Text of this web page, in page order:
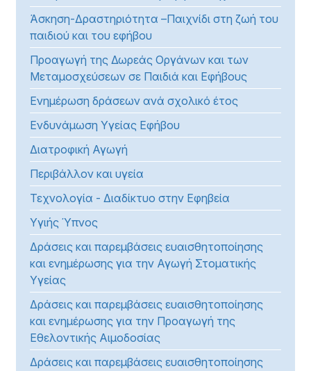
Άσκηση-Δραστηριότητα –Παιχνίδι στη ζωή του
παιδιού και του εφήβου
Προαγωγή της Δωρεάς Οργάνων και των
Μεταμοσχεύσεων σε Παιδιά και Εφήβους
Ενημέρωση δράσεων ανά σχολικό έτος
Ενδυνάμωση Υγείας Εφήβου
Διατροφική Αγωγή
Περιβάλλον και υγεία
Τεχνολογία - Διαδίκτυο στην Εφηβεία
Υγιής Ύπνος
Δράσεις και παρεμβάσεις ευαισθητοποίησης
και ενημέρωσης για την Αγωγή Στοματικής
Υγείας
Δράσεις και παρεμβάσεις ευαισθητοποίησης
και ενημέρωσης για την Προαγωγή της
Εθελοντικής Αιμοδοσίας
Δράσεις και παρεμβάσεις ευαισθητοποίησης